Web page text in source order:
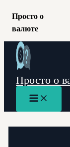
Просто о
валюте
Перейти
содержимому
Просто о
Main
Menu